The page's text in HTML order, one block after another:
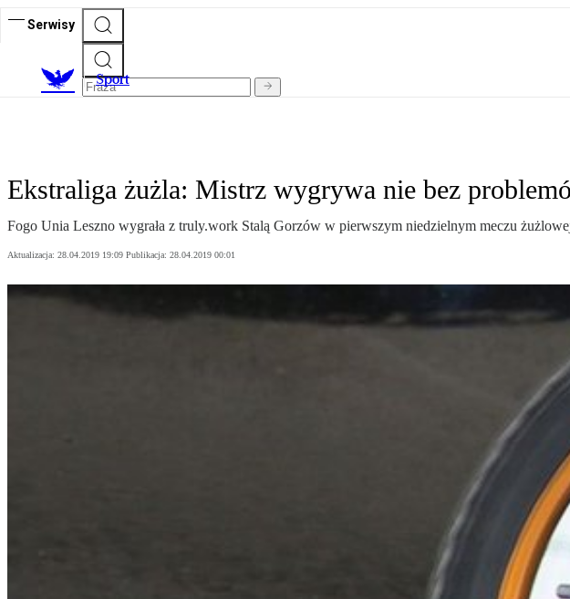
Serwisy
Sport
Ekstraliga żużla: Mistrz wygrywa nie bez
Fogo Unia Leszno wygrała z truly.work Stalą Gorzów w pierwszym niedzielnym meczu
Aktualizacja: 28.04.2019 19:09 Publikacja: 28.04.2019 00:01